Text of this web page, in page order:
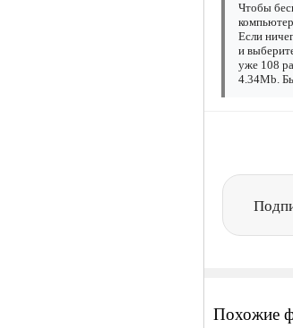
Чтобы
Если
и
уже 108
4.34Mb.
Похожие